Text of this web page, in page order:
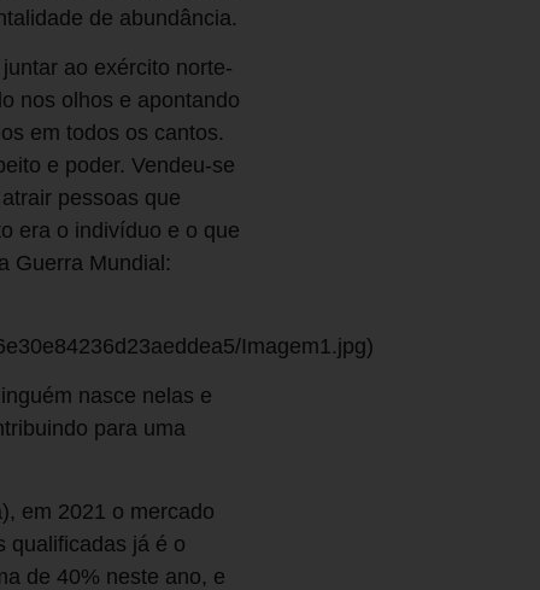
de abundância.
ao exército norte-
nos olhos e apontando
em todos os cantos.
e poder. Vendeu-se
pessoas que
era o indivíduo e o que
Guerra Mundial:
Imagem1.jpg)
nasce nelas e
para uma
em 2021 o mercado
qualificadas já é o
de 40% neste ano, e